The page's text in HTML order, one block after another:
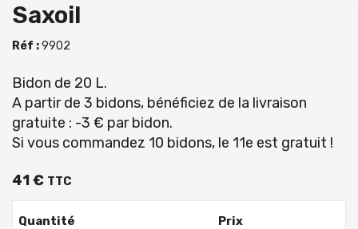
Saxoil
Réf :9902
Bidon de 20 L.
A partir de 3 bidons, bénéficiez de la livraison
gratuite : -3 € par bidon.
Si vous commandez 10 bidons, le 11e est gratuit !
41€ TTC
Quantité Prix